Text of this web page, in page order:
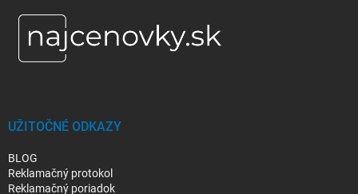
UŽITOČNÉ ODKAZY
BLOG
Reklamačný protokol
Reklamačný poriadok